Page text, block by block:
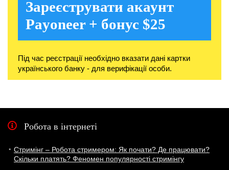
Зареєструвати акаунт
Payoneer + бонус $25
Під час реєстрації необхідно вказати дані картки
українського банку - для верифікації особи.
Робота в інтернеті
Стримінг – Робота стримером: Як почати? Де працювати?
Скільки платять? Феномен популярності стримінгу